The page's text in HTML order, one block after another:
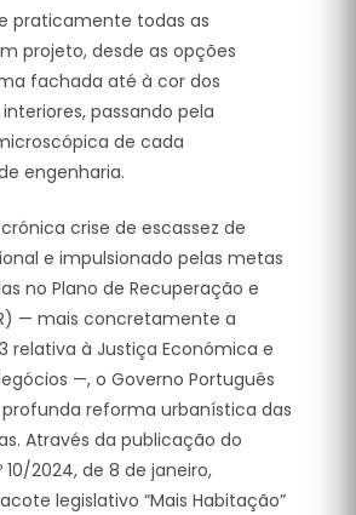
praticamente todas as
projeto, desde as opções
fachada até à cor dos
passando pela
de cada
engenharia.
crise de escassez de
e impulsionado pelas metas
no Plano de Recuperação e
— mais concretamente a
relativa à Justiça Económica e
—, o Governo Português
reforma urbanística das
Através da publicação do
10/2024, de 8 de janeiro,
legislativo “Mais Habitação”